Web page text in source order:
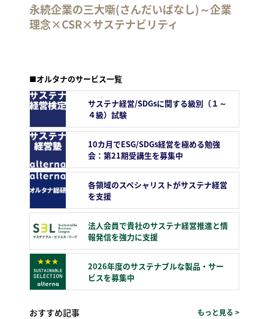
永続企業の三大噺(さんだいばなし)～企業
理念×CSR×サステナビリティ
■オルタナのサービス一覧
サステナ経営/SDGsに関する級別（１～
４級）試験
10カ月でESG/SDGs経営を極める勉強
会：第21期受講生を募集中
各領域のスペシャリストがサステナ経営
を支援
法人会員で貴社のサステナ経営推進と情
報発信を強力に支援
2026年度のサステナブルな製品・サー
ビスを募集中
おすすめ記事 もっと見る >